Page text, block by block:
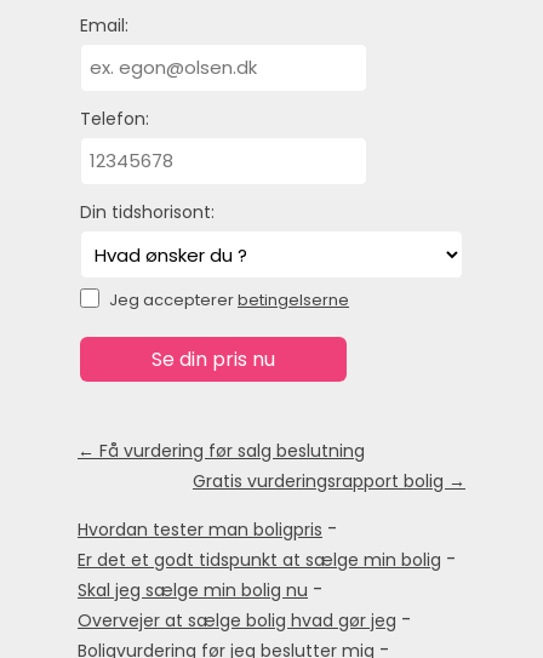
Email:
Telefon:
Din tidshorisont:
Jeg acceptererbetingelserne
← Få vurdering før salg beslutning
Gratis vurderingsrapport bolig →
Hvordan tester man boligpris -
Er det et godt tidspunkt at sælge min bolig -
Skal jeg sælge min bolig nu -
Overvejer at sælge bolig hvad gør jeg -
Boligvurdering før jeg beslutter mig -